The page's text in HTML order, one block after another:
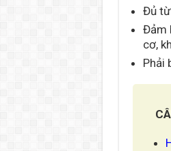
Đủ
Đảm
cơ,
Phải